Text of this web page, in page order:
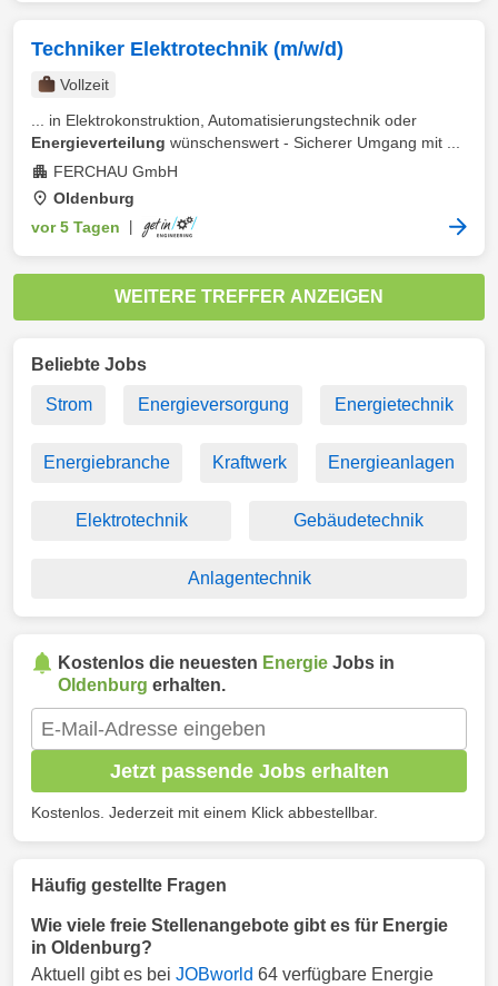
Techniker Elektrotechnik (m/w/d)
Vollzeit
... in Elektrokonstruktion, Automatisierungstechnik oder
Energieverteilung wünschenswert - Sicherer Umgang mit ...
FERCHAU GmbH
Oldenburg
vor 5 Tagen
WEITERE TREFFER ANZEIGEN
Beliebte Jobs
Strom Energieversorgung Energietechnik
Energiebranche Kraftwerk Energieanlagen
Elektrotechnik Gebäudetechnik
Anlagentechnik
Kostenlos die neuesten Energie Jobs in
Oldenburg erhalten.
Jetzt passende Jobs erhalten
Kostenlos. Jederzeit mit einem Klick abbestellbar.
Häufig gestellte Fragen
Wie viele freie Stellenangebote gibt es für Energie
in Oldenburg?
Aktuell gibt es bei JOBworld 64 verfügbare Energie